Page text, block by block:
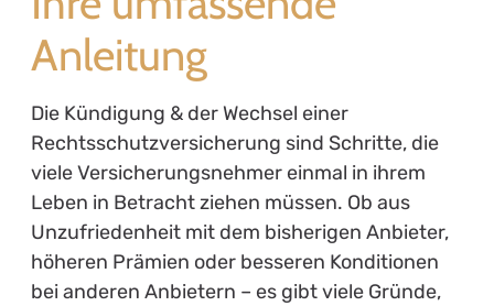
Anleitung
Die Kündigung & der Wechsel einer
Rechtsschutzversicherung sind Schritte, die
viele Versicherungsnehmer einmal in ihrem
Leben in Betracht ziehen müssen. Ob aus
Unzufriedenheit mit dem bisherigen Anbieter,
höheren Prämien oder besseren Konditionen
bei anderen Anbietern – es gibt viele Gründe,